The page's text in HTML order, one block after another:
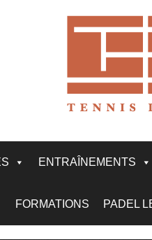
ENTRAÎNEMENTS
FORMATIONS PADEL